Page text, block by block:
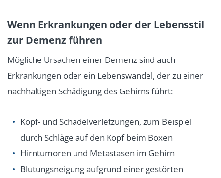
Wenn Erkrankungen oder der Lebensstil
zur Demenz führen
Mögliche Ursachen einer Demenz sind auch
Erkrankungen oder ein Lebenswandel, der zu einer
nachhaltigen Schädigung des Gehirns führt:
Kopf- und Schädelverletzungen, zum Beispiel
durch Schläge auf den Kopf beim Boxen
Hirntumoren und Metastasen im Gehirn
Blutungsneigung aufgrund einer gestörten